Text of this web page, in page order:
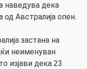
наведува дека
Австралија опен.
застана на
неименуван
изјави дека 23